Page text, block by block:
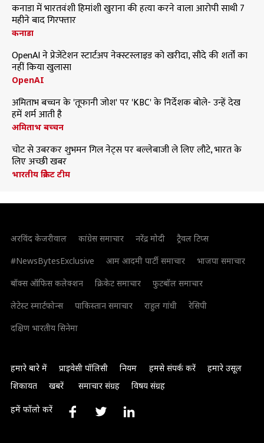
कनाडा में भारतवंशी हिमांशी खुराना की हत्या करने वाला आरोपी साथी 7
महीने बाद गिरफ्तार
कनाडा
OpenAI ने प्रेजेंटेशन स्टार्टअप नेक्स्टस्लाइड को खरीदा, सौदे की शर्तों का
नहीं किया खुलासा
OpenAI
अमिताभ बच्चन के 'तूफानी जोश' पर 'KBC' के निर्देशक बोले- उन्हें देख
हमें शर्म आती है
अमिताभ बच्चन
चोट से उबरकर शुभमन गिल नेट्स पर बल्लेबाजी ले लिए लौटे, भारत के
लिए अच्छी खबर
भारतीय क्रिकेट टीम
अरविंद केजरीवाल कांग्रेस समाचार नरेंद्र मोदी
ट्रैवल टिप्स
#NewsBytesExclusive
आम आदमी पार्टी समाचार
भाजपा समाचार
बॉक्स ऑफिस कलेक्शन
क्रिकेट समाचार
फुटबॉल समाचार
लेटेस्ट स्मार्टफोन्स
पाकिस्तान समाचार राहुल गांधी
रेसिपी
दक्षिण भारतीय सिनेमा
हमारे बारे में प्राइवेसी पॉलिसी नियम हमसे संपर्क करें
हमारे उसूल
शिकायत
खबरें समाचार संग्रह विषय संग्रह
हमें फॉलो करें